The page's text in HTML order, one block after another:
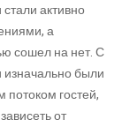
активно
а
сошел на нет. С
изначально были
гостей,
от